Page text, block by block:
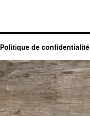
Politique de confidentialité